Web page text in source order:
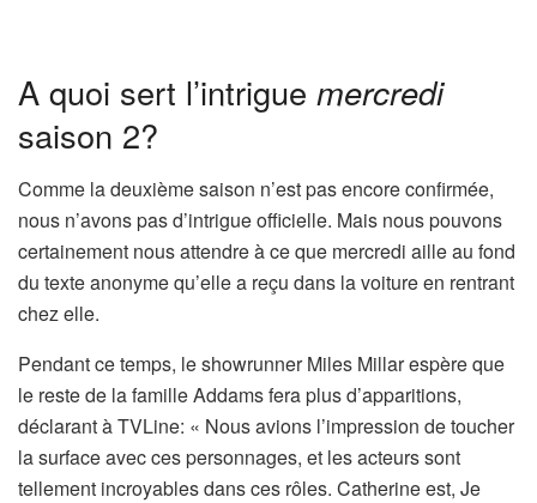
A quoi sert l’intrigue mercredi
saison 2?
Comme la deuxième saison n’est pas encore confirmée,
nous n’avons pas d’intrigue officielle. Mais nous pouvons
certainement nous attendre à ce que mercredi aille au fond
du texte anonyme qu’elle a reçu dans la voiture en rentrant
chez elle.
Pendant ce temps, le showrunner Miles Millar espère que
le reste de la famille Addams fera plus d’apparitions,
déclarant à TVLine: « Nous avions l’impression de toucher
la surface avec ces personnages, et les acteurs sont
tellement incroyables dans ces rôles. Catherine est, Je